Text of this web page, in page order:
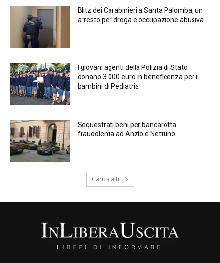
Blitz dei Carabinieri a Santa Palomba, un
arresto per droga e occupazione abusiva
I giovani agenti della Polizia di Stato
donano 3.000 euro in beneficenza per i
bambini di Pediatria
Sequestrati beni per bancarotta
fraudolenta ad Anzio e Nettuno
Carica altri